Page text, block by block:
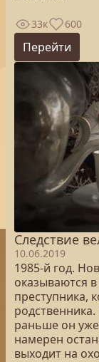
33к 600
Перейти
Следствие
10.06.2019
1985-й год.
оказываются
преступника,
раньше он
намерен
выходит на